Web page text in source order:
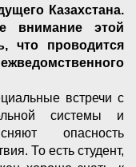
Казахстана.
внимание этой
что проводится
встречи с
системы и
опасность
То есть студент,